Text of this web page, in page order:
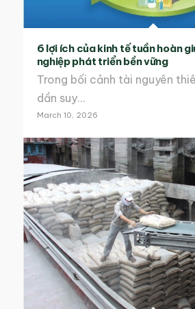
6 lợi ích của kinh tế tuần hoàn
nghiệp phát triển bền vững
Trong bối cảnh tài nguyên
dần suy…
March 10, 2026